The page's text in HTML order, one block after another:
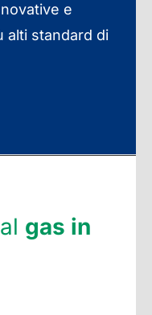
e
alti standard di
gas in